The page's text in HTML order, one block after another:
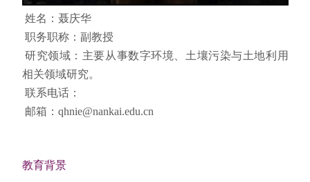
姓名：聂庆华
职务职称：副教授
研究领域：主要从事数字环境、土壤污染与土地利用
相关领域研究。
联系电话：
邮箱：qhnie@nankai.edu.cn
教育背景